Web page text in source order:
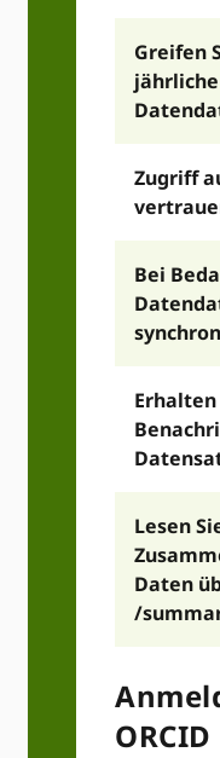
Greifen
Zugriff
Bei
Erhalten
Lesen
Daten
/
ORCID